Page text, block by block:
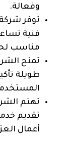
وفعالة.
توفر
فنية
مناسب
تمنح
طويلة
تهتم
تقديم
أعمال